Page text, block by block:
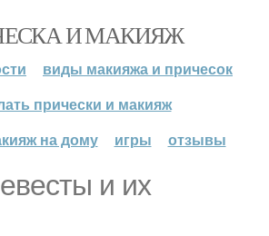
И МАКИЯЖ
виды макияжа и причесок
прически и макияж
на дому
игры отзывы
и их